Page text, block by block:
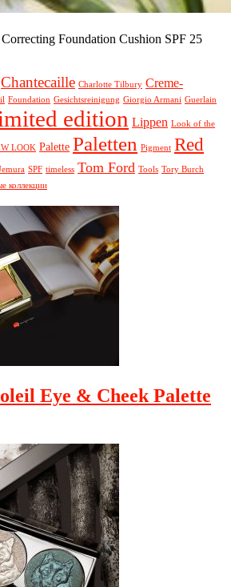
Foundation Cushion SPF 25
Chantecaille Charlotte Tilbury Creme-
Foundation Gesichtsreinigung Giorgio Armani Guerlain
edition Lippen Look of the
LOOK Palette Paletten Pigment Red
SPF timeless Tom Ford Tools Tory Burch
коллекции
Eye & Cheek Palette